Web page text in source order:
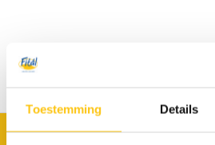
Toestemming Details